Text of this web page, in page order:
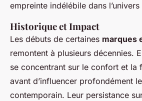
empreinte indélébile dans
Historique et Impact
Les débuts de certaines marques
remontent à plusieurs décennies.
se concentrant sur le confort et la
avant d’influencer profondément le
contemporain. Leur persistance